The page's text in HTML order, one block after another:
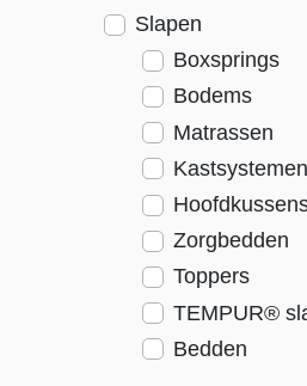
Slapen
Boxsprings
Bodems
Matrassen
Kastsystemen
Zorgbedden
Toppers
TEMPUR®
Bedden